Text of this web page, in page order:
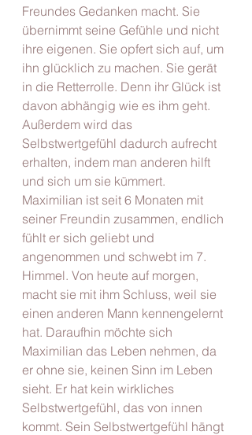
Freundes Gedanken macht. Sie
übernimmt seine Gefühle und nicht
ihre eigenen. Sie opfert sich auf, um
ihn glücklich zu machen. Sie gerät
in die Retterrolle. Denn ihr Glück ist
davon abhängig wie es ihm geht.
Außerdem wird das
Selbstwertgefühl dadurch aufrecht
erhalten, indem man anderen hilft
und sich um sie kümmert.
Maximilian ist seit 6 Monaten mit
seiner Freundin zusammen, endlich
fühlt er sich geliebt und
angenommen und schwebt im 7.
Himmel. Von heute auf morgen,
macht sie mit ihm Schluss, weil sie
einen anderen Mann kennengelernt
hat. Daraufhin möchte sich
Maximilian das Leben nehmen, da
er ohne sie, keinen Sinn im Leben
sieht. Er hat kein wirkliches
Selbstwertgefühl, das von innen
kommt. Sein Selbstwertgefühl hängt